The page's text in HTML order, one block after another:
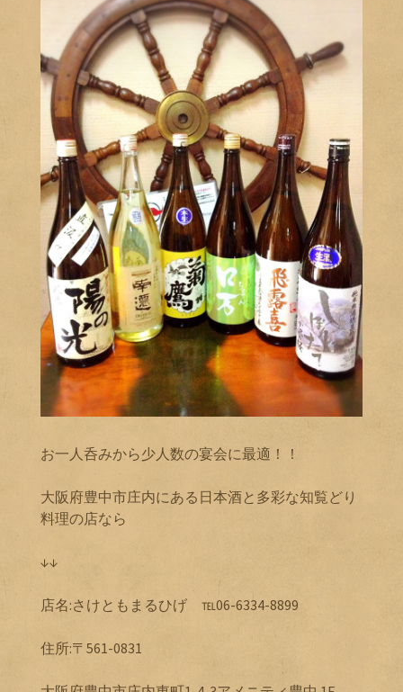
お一人呑みから少人数の宴会に最適！！
大阪府豊中市庄内にある日本酒と多彩な知覧どり
料理の店なら
↓↓
店名:さけともまるひげ ℡06-6334-8899
住所:〒561-0831